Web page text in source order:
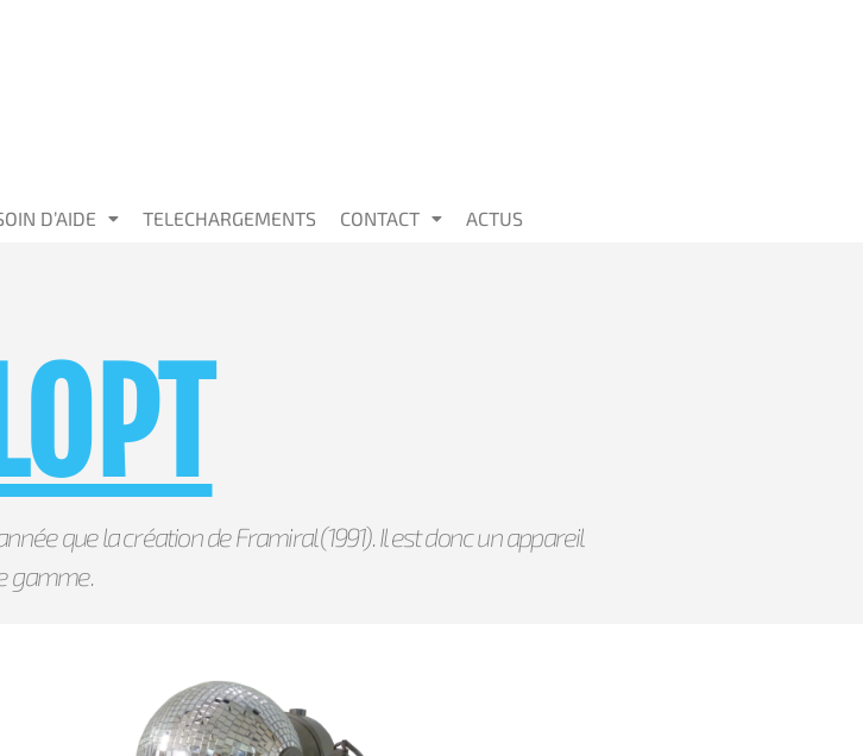
D’AIDE TELECHARGEMENTS CONTACT ACTUS
que la création de Framiral (1991). Il est donc un appareil
gamme.